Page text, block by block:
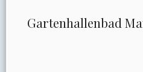
Gartenhallenbad